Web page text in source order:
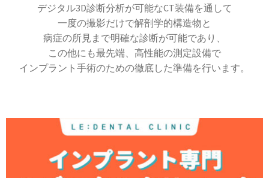
デジタル3D診断分析が可能なCT装備を通して
一度の撮影だけで解剖学的構造物と
病症の所見まで明確な診断が可能であり、
この他にも最先端、高性能の測定設備で
インプラント手術のための徹底した準備を行います。